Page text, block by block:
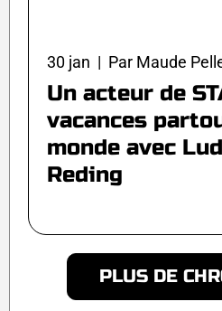
30 jan | Par Maude
Un acteur de
vacances
monde avec
Reding
PLUS DE